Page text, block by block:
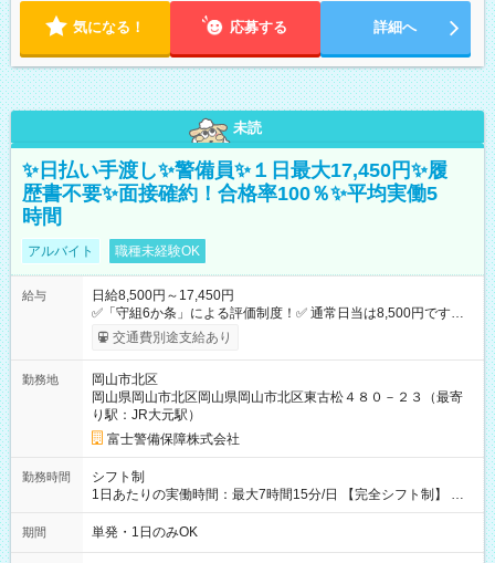
気になる！ 応募する 詳細へ
未読
✨日払い手渡し✨警備員✨１日最大17,450円✨履
歴書不要✨面接確約！合格率100％✨平均実働5
時間
アルバイト 職種未経験OK
給与
日給8,500円～17,450円
✅「守組6か条」による評価制度！✅ 通常日当は8,500円ですが
上記評価制度により「S級隊員」と認定されれば10,000円の日当
を支給します。 (1)上記勤務者が交通2級資格者の場合10,000円
14,375円 (3)上記現場が日祝深夜の場合 17,250円 (4)上記勤務
者が現場までの運転者の場合17,250+200円＝17,450円 -----------
------------------------------- *最高日当額 17,450円* ---------------------
--------------------- より上位の資格取得やリーダー手当を取得する
と ”さらに”加算されます！ ※日当支給時振込手数料等は一切あ
交通費別途支給あり
勤務地
岡山市北区
岡山県岡山市北区岡山県岡山市北区東古松４８０－２３（最寄
り駅：JR大元駅）
富士警備保障株式会社
勤務時間
シフト制
1日あたりの実働時間：最大7時間15分/日 【完全シフト制】 例
(1) 8：00~17:00（休憩１h） 例(2) 13:00~16:00（早上がりでも
全額支給！） 例(3) 21:00~5:00（夜勤なら日当1.25倍！！）
期間 単発・1日のみOK